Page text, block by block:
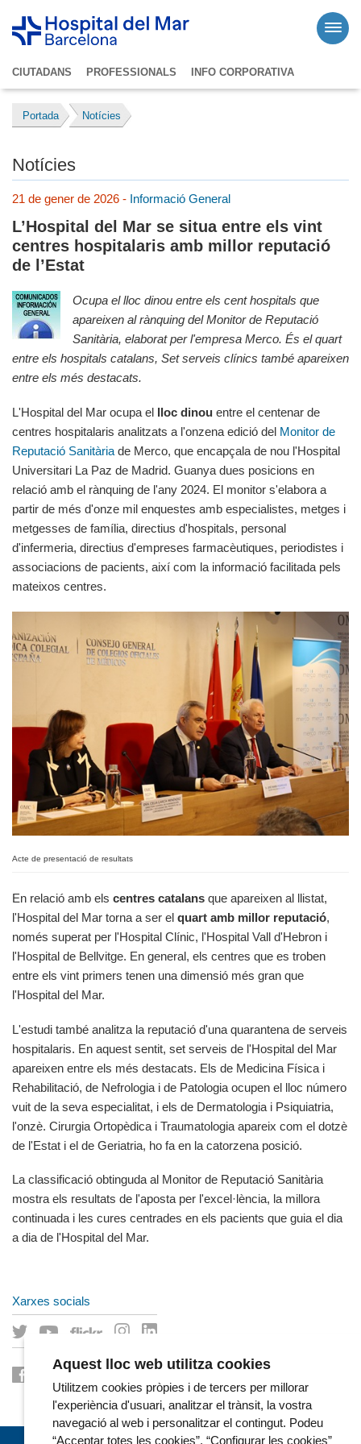
CIUTADANS PROFESSIONALS INFO CORPORATIVA
Portada Notícies
Notícies
21 de gener de 2026 - Informació General
L’Hospital del Mar se situa entre els vint
centres hospitalaris amb millor reputació
de l’Estat
Ocupa el lloc dinou entre els cent hospitals que
apareixen al rànquing del Monitor de Reputació
Sanitària, elaborat per l'empresa Merco. És el quart
entre els hospitals catalans, Set serveis clínics també apareixen
entre els més destacats.
L'Hospital del Mar ocupa el lloc dinou entre el centenar de
centres hospitalaris analitzats a l'onzena edició del Monitor de
Reputació Sanitària de Merco, que encapçala de nou l'Hospital
Universitari La Paz de Madrid. Guanya dues posicions en
relació amb el rànquing de l'any 2024. El monitor s'elabora a
partir de més d'onze mil enquestes amb especialistes, metges i
metgesses de família, directius d'hospitals, personal
d'infermeria, directius d'empreses farmacèutiques, periodistes i
associacions de pacients, així com la informació facilitada pels
mateixos centres.
Acte de presentació de resultats
En relació amb els centres catalans que apareixen al llistat,
l'Hospital del Mar torna a ser el quart amb millor reputació,
només superat per l'Hospital Clínic, l'Hospital Vall d'Hebron i
l'Hospital de Bellvitge. En general, els centres que es troben
entre els vint primers tenen una dimensió més gran que
l'Hospital del Mar.
L'estudi també analitza la reputació d'una quarantena de serveis
hospitalaris. En aquest sentit, set serveis de l'Hospital del Mar
apareixen entre els més destacats. Els de Medicina Física i
Rehabilitació, de Nefrologia i de Patologia ocupen el lloc número
vuit de la seva especialitat, i els de Dermatologia i Psiquiatria,
l'onzè. Cirurgia Ortopèdica i Traumatologia apareix com el dotzè
de l'Estat i el de Geriatria, ho fa en la catorzena posició.
La classificació obtinguda al Monitor de Reputació Sanitària
mostra els resultats de l'aposta per l'excel·lència, la millora
continuada i les cures centrades en els pacients que guia el dia
a dia de l'Hospital del Mar.
Xarxes socials
Aquest lloc web utilitza cookies
Utilitzem cookies pròpies i de tercers per millorar
l'experiència d'usuari, analitzar el trànsit, la vostra
navegació al web i personalitzar el contingut. Podeu
“Acceptar totes les cookies”, “Configurar les cookies”